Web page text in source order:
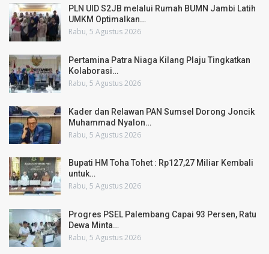
PLN UID S2JB melalui Rumah BUMN Jambi Latih
UMKM Optimalkan…
Rabu, 5 Agustus 2026
Pertamina Patra Niaga Kilang Plaju Tingkatkan
Kolaborasi…
Rabu, 5 Agustus 2026
Kader dan Relawan PAN Sumsel Dorong Joncik
Muhammad Nyalon…
Rabu, 5 Agustus 2026
Bupati HM Toha Tohet : Rp127,27 Miliar Kembali
untuk…
Rabu, 5 Agustus 2026
Progres PSEL Palembang Capai 93 Persen, Ratu
Dewa Minta…
Rabu, 5 Agustus 2026